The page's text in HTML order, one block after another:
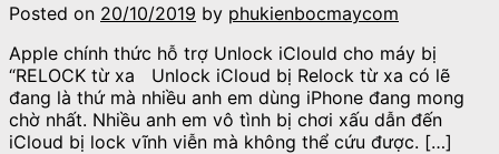
Posted on 20/10/2019 by phukienbocmaycom
Apple chính thức hỗ trợ Unlock iClould cho máy bị
“RELOCK từ xa Unlock iCloud bị Relock từ xa có lẽ
đang là thứ mà nhiều anh em dùng iPhone đang mong
chờ nhất. Nhiều anh em vô tình bị chơi xấu dẫn đến
iCloud bị lock vĩnh viễn mà không thể cứu được. […]